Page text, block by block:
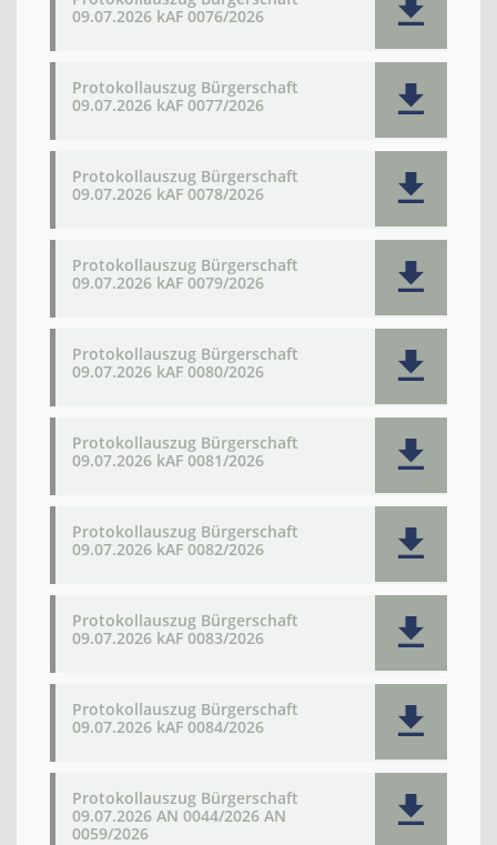
09.07.2026 kAF 0076/2026
Protokollauszug Bürgerschaft
09.07.2026 kAF 0077/2026
Protokollauszug Bürgerschaft
09.07.2026 kAF 0078/2026
Protokollauszug Bürgerschaft
09.07.2026 kAF 0079/2026
Protokollauszug Bürgerschaft
09.07.2026 kAF 0080/2026
Protokollauszug Bürgerschaft
09.07.2026 kAF 0081/2026
Protokollauszug Bürgerschaft
09.07.2026 kAF 0082/2026
Protokollauszug Bürgerschaft
09.07.2026 kAF 0083/2026
Protokollauszug Bürgerschaft
09.07.2026 kAF 0084/2026
Protokollauszug Bürgerschaft
09.07.2026 AN 0044/2026 AN
0059/2026